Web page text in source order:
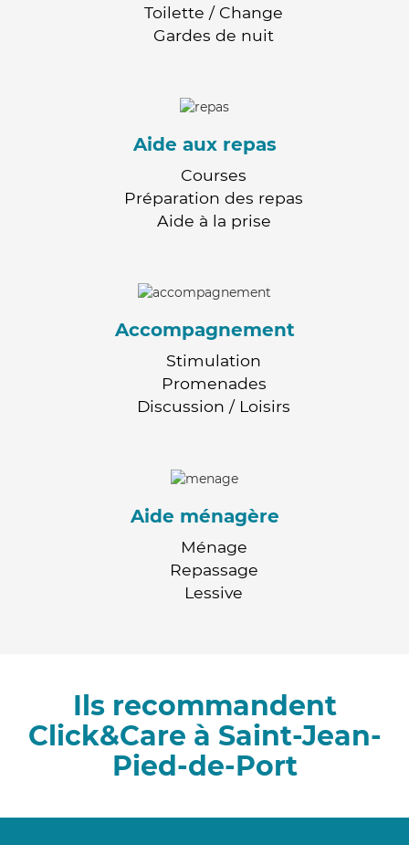
Toilette / Change
Gardes de nuit
Aide aux repas
Courses
Préparation des repas
Aide à la prise
Accompagnement
Stimulation
Promenades
Discussion / Loisirs
Aide ménagère
Ménage
Repassage
Lessive
Ils recommandent
Click&Care à Saint-Jean-
Pied-de-Port